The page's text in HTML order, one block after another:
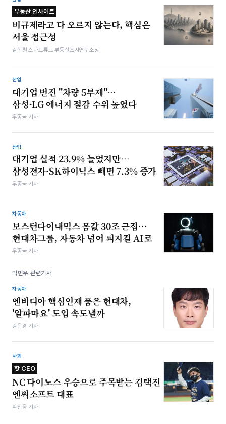
부동산 인사이트
비규제라고 다 오르지 않는다, 핵심은
서울 접근성
김학렬 스마트튜브 부동산조사연구소장
산업
대기업 번진 "차량 5부제"…
삼성·LG 에너지 절감 수위 높였다
우종국 기자
산업
대기업 실적 23.9% 늘었지만…
삼성전자·SK하이닉스 빼면 7.3% 증가
우종국 기자
자동차
보스턴다이내믹스 몸값 30조 근접…
현대차그룹, 자동차 넘어 피지컬 AI로
우종국 기자
박민우 관련기사
자동차
엔비디아 핵심인재 품은 현대차,
'알파마요' 도입 속도낼까
강은경 기자
사회
핫 CEO
NC 다이노스 우승으로 주목받는 김택진
엔씨소프트 대표
박찬웅 기자